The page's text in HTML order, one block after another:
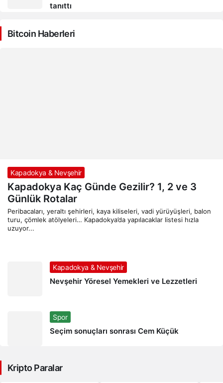
tanıttı
Bitcoin Haberleri
Kapadokya & Nevşehir
Kapadokya Kaç Günde Gezilir? 1, 2 ve 3
Günlük Rotalar
Peribacaları, yeraltı şehirleri, kaya kiliseleri, vadi yürüyüşleri, balon
turu, çömlek atölyeleri… Kapadokya’da yapılacaklar listesi hızla
uzuyor...
Kapadokya & Nevşehir
Nevşehir Yöresel Yemekleri ve Lezzetleri
Spor
Seçim sonuçları sonrası Cem Küçük
Kripto Paralar